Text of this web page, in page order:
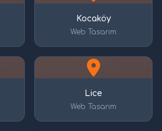
Kocaköy
Web Tasarım
Lice
Web Tasarım